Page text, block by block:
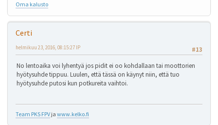
Oma kalusto
Certi
#13
helmikuu 23, 2016, 08:15:27 IP
No lentoaika voi lyhentyä jos pidit ei oo kohdallaan tai moottorien
hyötysuhde tippuu. Luulen, että tässä on käynyt niin, että tuo
hyötysuhde putosi kun potkureita vaihtoi.
Team PKS FPV ja www.kelko.fi